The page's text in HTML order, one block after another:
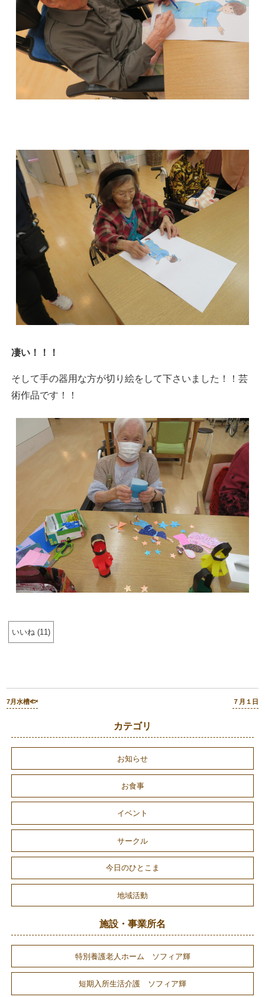
凄い！！！
そして手の器用な方が切り絵をして下さいました！！芸
術作品です！！
いいね (11)
7月水槽🐟 ７月１日
カテゴリ
お知らせ
お食事
イベント
サークル
今日のひとこま
地域活動
施設・事業所名
特別養護老人ホーム ソフィア輝
短期入所生活介護 ソフィア輝